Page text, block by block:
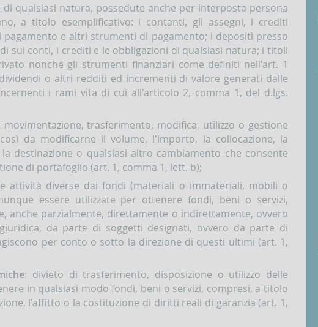
qualsiasi natura, possedute anche per interposta persona
a titolo esemplificativo: i contanti, gli assegni, i crediti
e altri strumenti di pagamento; i depositi presso
sui conti, i crediti e le obbligazioni di qualsiasi natura; i titoli
nonché gli strumenti finanziari come definiti nell'art. 1
o altri redditi ed incrementi di valore generati dalle
i rami vita di cui all'articolo 2, comma 1, del d.lgs.
trasferimento, modifica, utilizzo o gestione
da modificarne il volume, l'importo, la collocazione, la
destinazione o qualsiasi altro cambiamento che consente
di portafoglio (art. 1, comma 1, lett. b);
attività diverse dai fondi (materiali o immateriali, mobili o
essere utilizzate per ottenere fondi, beni o servizi,
anche parzialmente, direttamente o indirettamente, ovvero
da parte di soggetti designati, ovvero da parte di
per conto o sotto la direzione di questi ultimi (art. 1,
: divieto di trasferimento, disposizione o utilizzo delle
in qualsiasi modo fondi, beni o servizi, compresi, a titolo
l'affitto o la costituzione di diritti reali di garanzia (art. 1,